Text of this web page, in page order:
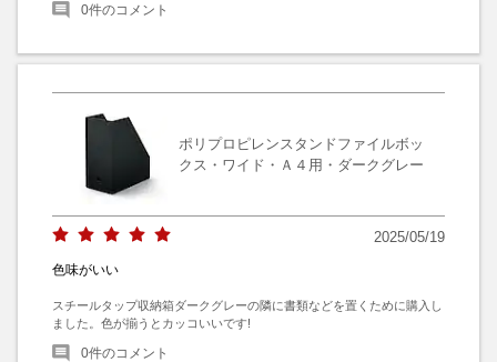
0件のコメント
ポリプロピレンスタンドファイルボッ
クス・ワイド・Ａ４用・ダークグレー
2025/05/19
色味がいい
スチールタップ収納箱ダークグレーの隣に書類などを置くために購入し
ました。色が揃うとカッコいいです!
0件のコメント